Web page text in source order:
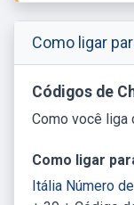
Como ligar
Códigos de
Como você liga
Como ligar
Itália Número